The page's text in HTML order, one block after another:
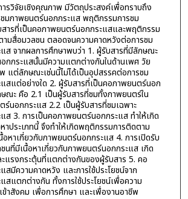
ารวิจัยเชิงคุณภาพ มีวัตถุประสงค์เพื่อทราบถึง
มภาพยนตร์นอกกระแส พฤติกรรมการชม
ารที่เป็นคอภาพยนตร์นอกกระแสและพฤติกรรม
ามสื่อมวลชน ตลอดจนความคาดหวังต่อการชม
ส จากผลการศึกษาพบว่า 1. ผู้รับสารที่มีลักษณะ
กกระแสนั้นมีความแตกต่างกันในด้านเพศ วัย
แต่ลักษณะเช่นนี้ไม่ได้เป็นอุปสรรคต่อการชม
สแต่อย่างใด 2. ผู้รับสารที่เป็นคอภาพยนตร์นอก
ะ คือ 2.1 เป็นผู้รับสารที่ชมทั้งภาพยนตร์ใน
นอกกระแส 2.2 เป็นผู้รับสารที่ชมเฉพาะ
ส 3. การเป็นคอภาพยนตร์นอกกระแส ทำให้เกิด
ประเภทนี้ จึงทำให้เกิดพฤติกรรมการติดตาม
หาเกี่ยวกับภาพยนตร์นอกกระแส 4. การเปิดรับ
นที่มีเนื้อหาเกี่ยวกับภาพยนตร์นอกกระแส เกิด
แรงกระตุ้นที่แตกต่างกันของผู้รับสาร 5. คอ
มีความคาดหวัง และการใช้ประโยชน์จาก
แตกต่างกัน ทั้งการใช้ประโยชน์เพื่อความ
ข้าสังคม เพื่อการศึกษา และเพื่องานอาชีพ